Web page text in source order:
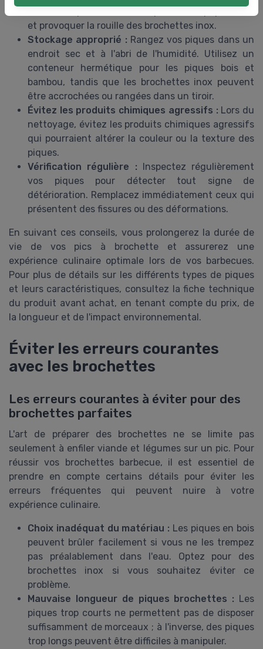
et provoquer la rouille des brochettes inox.
Stockage approprié : Rangez vos piques dans un
endroit sec et à l'abri de l'humidité. Utilisez un
conteneur hermétique pour les piques bois et
bambou, tandis que les brochettes inox peuvent
être accrochées ou rangées dans un tiroir.
Évitez les produits chimiques agressifs : Lors du
nettoyage, évitez les produits chimiques agressifs
qui pourraient altérer la couleur ou la texture des
piques.
Vérification régulière : Inspectez régulièrement
vos piques pour détecter tout signe de
détérioration. Remplacez immédiatement ceux qui
présentent des fissures ou des déformations.
En suivant ces conseils, vous prolongerez la durée de
vie de vos pics à brochette et assurerez une
expérience culinaire optimale lors de vos barbecues.
Pour plus de détails sur les différents types de piques
et leurs caractéristiques, consultez la fiche technique
du produit avant achat, en tenant compte du prix, de
la longueur et de l'impact environnemental.
Éviter les erreurs courantes
avec les brochettes
Les erreurs courantes à éviter pour des
brochettes parfaites
L'art de préparer des brochettes ne se limite pas
seulement à enfiler viande et légumes sur un pic. Pour
réussir vos brochettes barbecue, il est essentiel de
prendre en compte certains détails pour éviter les
erreurs fréquentes qui peuvent nuire à votre
expérience culinaire.
Choix inadéquat du matériau : Les piques en bois
peuvent brûler facilement si vous ne les trempez
pas préalablement dans l'eau. Optez pour des
brochettes inox si vous souhaitez éviter ce
problème.
Mauvaise longueur de piques brochettes : Les
piques trop courts ne permettent pas de disposer
suffisamment de morceaux ; à l'inverse, des piques
trop longs peuvent être difficiles à manipuler.